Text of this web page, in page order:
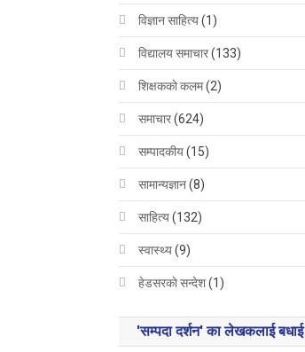
विज्ञान साहित्य(1)
विद्यालय समाचार(133)
शिक्षककाे कलम(2)
समाचार(624)
सम्पादकीय(15)
सामान्यज्ञान(8)
साहित्य(132)
स्वास्थ्य(9)
हेडसरकाे सन्देश(1)
'सम्पदा दर्शन' का लेखकलाई बधाई